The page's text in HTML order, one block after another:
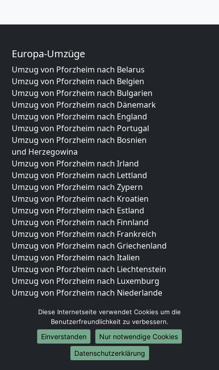
Europa-Umzüge
Umzug von Pforzheim nach Belarus
Umzug von Pforzheim nach Belgien
Umzug von Pforzheim nach Bulgarien
Umzug von Pforzheim nach Dänemark
Umzug von Pforzheim nach England
Umzug von Pforzheim nach Portugal
Umzug von Pforzheim nach Bosnien
und Herzegowina
Umzug von Pforzheim nach Irland
Umzug von Pforzheim nach Lettland
Umzug von Pforzheim nach Zypern
Umzug von Pforzheim nach Kroatien
Umzug von Pforzheim nach Estland
Umzug von Pforzheim nach Finnland
Umzug von Pforzheim nach Frankreich
Umzug von Pforzheim nach Griechenland
Umzug von Pforzheim nach Italien
Umzug von Pforzheim nach Liechtenstein
Umzug von Pforzheim nach Luxemburg
Umzug von Pforzheim nach Niederlande
Umzüge-Deutschlandweit
Umzug von Pforzheim nach Berlin
Umzug von Pforzheim nach Hamburg
Umzug von Pforzheim nach München
Diese Internetseite verwendet Cookies um die
Benutzerfreundlichkeit zu verbessern.
Einverstanden
Nur notwendige Cookies
Datenschutzerklärung